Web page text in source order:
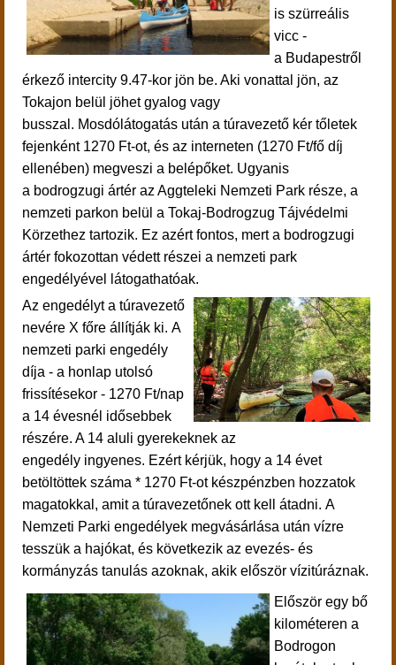
is szürreális
vicc -
a Budapestről
érkező intercity 9.47-kor jön be. Aki vonattal jön, az
Tokajon belül jöhet gyalog vagy
busszal. Mosdólátogatás után a túravezető kér tőletek
fejenként 1270 Ft-ot, és az interneten (1270 Ft/fő díj
ellenében) megveszi a belépőket. Ugyanis
a bodrogzugi ártér az Aggteleki Nemzeti Park része, a
nemzeti parkon belül a Tokaj-Bodrogzug Tájvédelmi
Körzethez tartozik. Ez azért fontos, mert a bodrogzugi
ártér fokozottan védett részei a nemzeti park
engedélyével látogathatóak.
Az engedélyt a túravezető
nevére X főre állítják ki. A
nemzeti parki engedély
díja - a honlap utolsó
frissítésekor - 1270 Ft/nap
a 14 évesnél idősebbek
részére. A 14 aluli gyerekeknek az
engedély ingyenes. Ezért kérjük, hogy a 14 évet
betöltöttek száma * 1270 Ft-ot készpénzben hozzatok
magatokkal, amit a túravezetőnek ott kell átadni. A
Nemzeti Parki engedélyek megvásárlása után vízre
tesszük a hajókat, és következik az evezés- és
kormányzás tanulás azoknak, akik először vízitúráznak.
Először egy bő
kilométeren a
Bodrogon